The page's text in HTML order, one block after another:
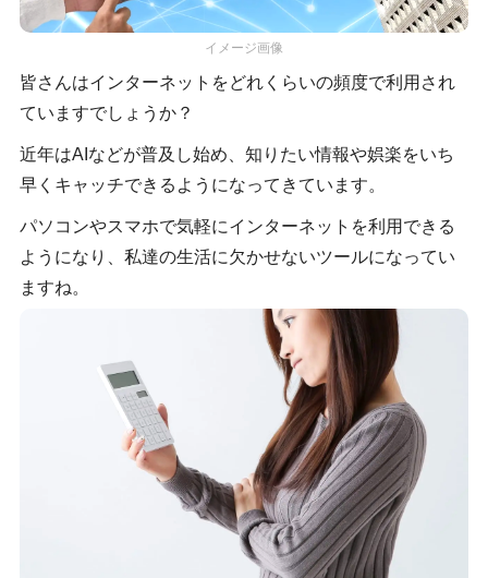
イメージ画像
皆さんはインターネットをどれくらいの頻度で利用され
ていますでしょうか？
近年はAIなどが普及し始め、知りたい情報や娯楽をいち
早くキャッチできるようになってきています。
パソコンやスマホで気軽にインターネットを利用できる
ようになり、私達の生活に欠かせないツールになってい
ますね。